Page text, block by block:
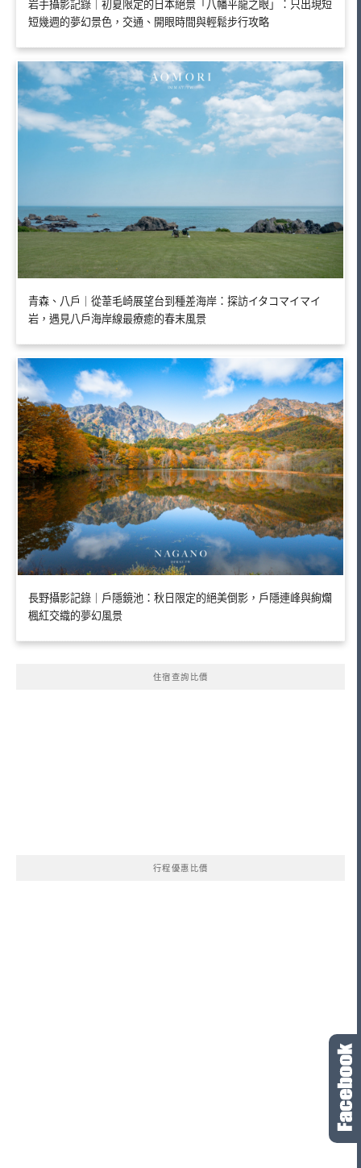
岩手攝影記錄｜初夏限定的日本絕景「八幡平龍之眼」：只出現短
短幾週的夢幻景色，交通、開眼時間與輕鬆步行攻略
青森、八戶｜從葦毛崎展望台到種差海岸：探訪イタコマイマイ
岩，遇見八戶海岸線最療癒的春末風景
長野攝影記錄｜戶隱鏡池：秋日限定的絕美倒影，戶隱連峰與絢爛
楓紅交織的夢幻風景
住宿查詢比價
行程優惠比價